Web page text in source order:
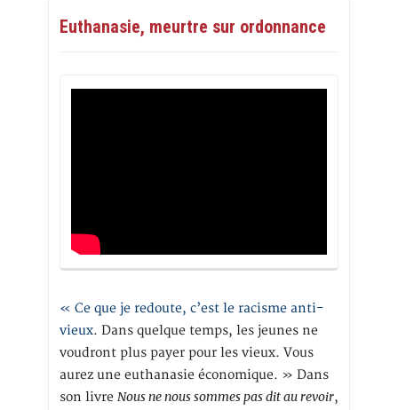
Euthanasie, meurtre sur ordonnance
« Ce que je redoute, c’est le racisme anti-
vieux. Dans quelque temps, les jeunes ne
voudront plus payer pour les vieux. Vous
aurez une euthanasie économique. » Dans
son livre Nous ne nous sommes pas dit au revoir,